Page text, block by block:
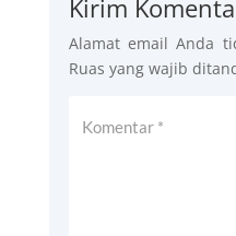
Kirim
Alamat email Anda
Ruas yang wajib